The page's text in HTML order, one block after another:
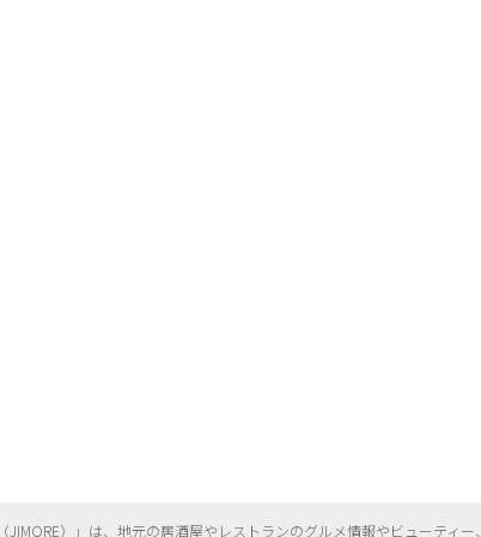
JIMORE）」は、地元の居酒屋やレストランのグルメ情報やビューティー、